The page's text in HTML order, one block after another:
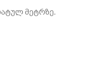
მეტრზე.